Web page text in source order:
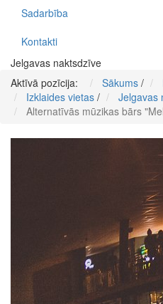
Sadarbība
Kontakti
Jelgavas naktsdzīve
Aktīvā pozīcija:
Sākums /
Izklaides vietas / Jelgavas
Alternatīvās mūzikas bārs